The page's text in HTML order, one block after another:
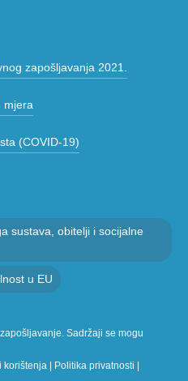
zapošljavanja 2021.
mjera
(COVID-19)
sustava, obitelji i socijalne
u EU
Sadržaji se mogu
korištenja | Politika privatnosti |